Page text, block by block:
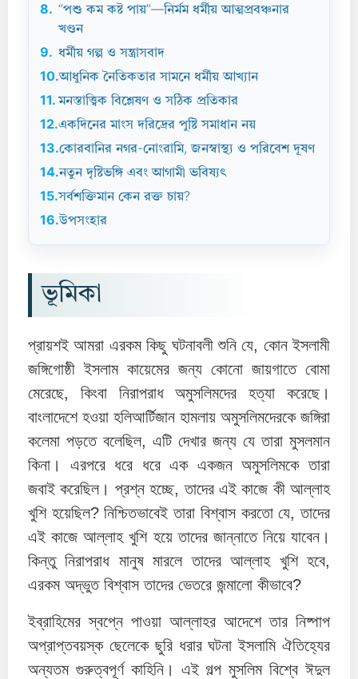
8. “পশু কম কষ্ট পায়”—নির্মম ধর্মীয় আত্মপ্রবঞ্চনার
খণ্ডন
9. ধর্মীয় গল্প ও সন্ত্রাসবাদ
10.আধুনিক নৈতিকতার সামনে ধর্মীয় আখ্যান
11. মনস্তাত্ত্বিক বিশ্লেষণ ও সঠিক প্রতিকার
12.একদিনের মাংস দরিদ্রের পুষ্টি সমাধান নয়
13.কোরবানির নগর-নোংরামি, জনস্বাস্থ্য ও পরিবেশ দূষণ
14.নতুন দৃষ্টিভঙ্গি এবং আগামী ভবিষ্যৎ
15.সর্বশক্তিমান কেন রক্ত চায়?
16.উপসংহার
ভূমিকা
প্রায়শই আমরা এরকম কিছু ঘটনাবলী শুনি যে, কোন ইসলামী
জঙ্গিগোষ্ঠী ইসলাম কায়েমের জন্য কোনো জায়গাতে বোমা
মেরেছে, কিংবা নিরাপরাধ অমুসলিমদের হত্যা করেছে।
বাংলাদেশে হওয়া হলিআর্টিজান হামলায় অমুসলিমদেরকে জঙ্গিরা
কলেমা পড়তে বলেছিল, এটি দেখার জন্য যে তারা মুসলমান
কিনা। এরপরে ধরে ধরে এক একজন অমুসলিমকে তারা
জবাই করেছিল। প্রশ্ন হচ্ছে, তাদের এই কাজে কী আল্লাহ
খুশি হয়েছিল? নিশ্চিতভাবেই তারা বিশ্বাস করতো যে, তাদের
এই কাজে আল্লাহ খুশি হয়ে তাদের জান্নাতে নিয়ে যাবেন।
কিন্তু নিরাপরাধ মানুষ মারলে তাদের আল্লাহ খুশি হবে,
এরকম অদ্ভুত বিশ্বাস তাদের ভেতরে জন্মালো কীভাবে?
ইব্রাহিমের স্বপ্নে পাওয়া আল্লাহর আদেশে তার নিষ্পাপ
অপ্রাপ্তবয়স্ক ছেলেকে ছুরি ধরার ঘটনা ইসলামি ঐতিহ্যের
অন্যতম গুরুত্বপূর্ণ কাহিনি। এই গল্প মুসলিম বিশ্বে ঈদুল